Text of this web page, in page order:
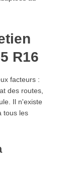
R16
facteurs :
des routes,
Il n'existe
tous les